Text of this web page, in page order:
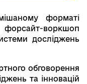
форматі
воркшоп
досліджень
обговорення
та інновацій